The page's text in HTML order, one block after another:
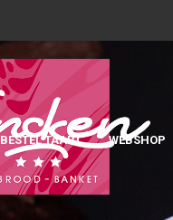
BESTEL TAART WEBSHOP